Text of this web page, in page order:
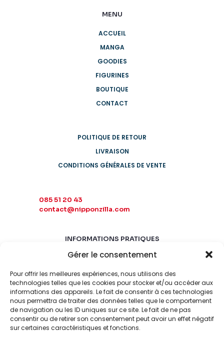
Gérer le consentement
Pour offrir les meilleures expériences, nous utilisons des
technologies telles que les cookies pour stocker et/ou accéder aux
informations des appareils. Le fait de consentir à ces technologies
nous permettra de traiter des données telles que le comportement
de navigation ou les ID uniques sur ce site. Le fait de ne pas
consentir ou de retirer son consentement peut avoir un effet négatif
sur certaines caractéristiques et fonctions.
MENU
ACCUEIL
MANGA
GOODIES
FIGURINES
BOUTIQUE
CONTACT
POLITIQUE DE RETOUR
LIVRAISON
CONDITIONS GÉNÉRALES DE VENTE
085 51 20 43
contact@nipponzilla.com
INFORMATIONS PRATIQUES
MARDI-SAMEDI
LUNDI-DIMANCHE
FERMÉ